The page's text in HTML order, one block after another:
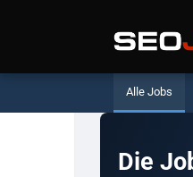
Alle Jobs
Die